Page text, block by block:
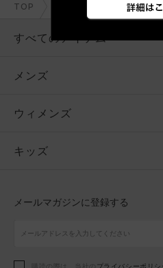
TOP メンズ＋ウ
すべてのアイテム
メンズ
ウィメンズ
キッズ
アクセサリー
メンズ
トップス
ボトムス
アクセサリー
ウィメンズ
トップス
シューズ
キッズ
メールマガジンに登録する
購読の際は、当社の プライバシーポリシ